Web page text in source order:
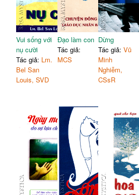
Vui sống với
nụ cười
Tác giả: Lm.
Bel San
Louis, SVD
Đạo làm con
Tác giả:
MCS
Dừng
Tác giả:Vũ
Minh
Nghiễm,
CSsR